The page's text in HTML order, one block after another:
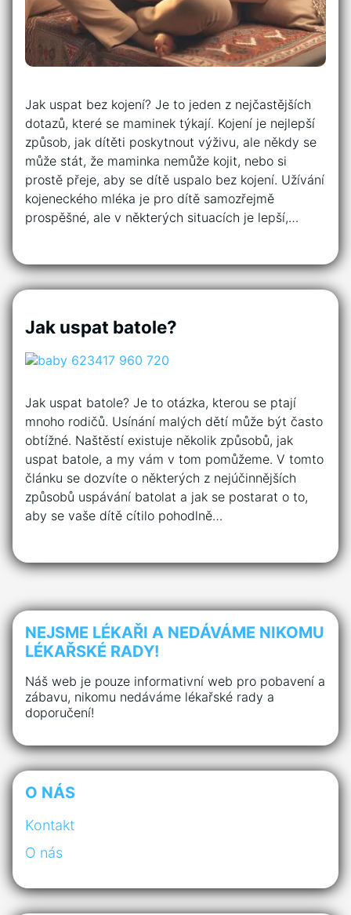
Jak uspat bez kojení? Je to jeden z nejčastějších
dotazů, které se maminek týkají. Kojení je nejlepší
způsob, jak dítěti poskytnout výživu, ale někdy se
může stát, že maminka nemůže kojit, nebo si
prostě přeje, aby se dítě uspalo bez kojení. Užívání
kojeneckého mléka je pro dítě samozřejmě
prospěšné, ale v některých situacích je lepší,…
Jak uspat batole?
Jak uspat batole? Je to otázka, kterou se ptají
mnoho rodičů. Usínání malých dětí může být často
obtížné. Naštěstí existuje několik způsobů, jak
uspat batole, a my vám v tom pomůžeme. V tomto
článku se dozvíte o některých z nejúčinnějších
způsobů uspávání batolat a jak se postarat o to,
aby se vaše dítě cítilo pohodlně…
NEJSME LÉKAŘI A NEDÁVÁME NIKOMU
LÉKAŘSKÉ RADY!
Náš web je pouze informativní web pro pobavení a
zábavu, nikomu nedáváme lékařské rady a
doporučení!
O NÁS
Kontakt
O nás